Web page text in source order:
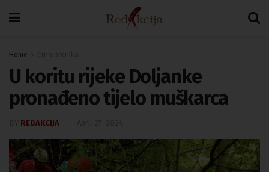
Home
U koritu rijeke Doljanke
pronađeno tijelo muškarca
REDAKCIJA